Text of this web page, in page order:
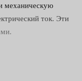
механическую
ток. Эти